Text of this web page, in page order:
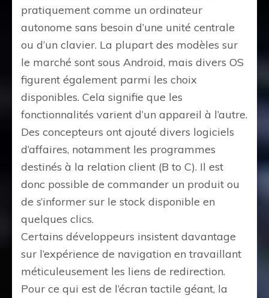
pratiquement comme un ordinateur
autonome sans besoin d’une unité centrale
ou d’un clavier. La plupart des modèles sur
le marché sont sous Android, mais divers OS
figurent également parmi les choix
disponibles. Cela signifie que les
fonctionnalités varient d’un appareil à l’autre.
Des concepteurs ont ajouté divers logiciels
d’affaires, notamment les programmes
destinés à la relation client (B to C). Il est
donc possible de commander un produit ou
de s’informer sur le stock disponible en
quelques clics.
Certains développeurs insistent davantage
sur l’expérience de navigation en travaillant
méticuleusement les liens de redirection.
Pour ce qui est de l’écran tactile géant, la